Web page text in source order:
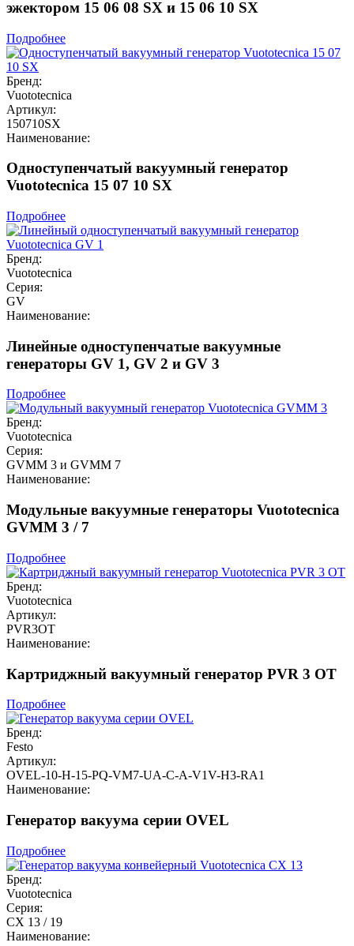
эжектором 15 06 08 SX и 15 06 10 SX
Подробнее
Бренд:
Vuototecnica
Артикул:
150710SX
Наименование:
Одноступенчатый вакуумный генератор
Vuototecnica 15 07 10 SX
Подробнее
Бренд:
Vuototecnica
Серия:
GV
Наименование:
Линейные одноступенчатые вакуумные
генераторы GV 1, GV 2 и GV 3
Подробнее
Бренд:
Vuototecnica
Серия:
GVMM 3 и GVMM 7
Наименование:
Модульные вакуумные генераторы Vuototecnica
GVMM 3 / 7
Подробнее
Бренд:
Vuototecnica
Артикул:
PVR3OT
Наименование:
Картриджный вакуумный генератор PVR 3 OT
Подробнее
Бренд:
Festo
Артикул:
OVEL-10-H-15-PQ-VM7-UA-C-A-V1V-H3-RA1
Наименование:
Генератор вакуума серии OVEL
Подробнее
Бренд:
Vuototecnica
Серия:
CX 13 / 19
Наименование: